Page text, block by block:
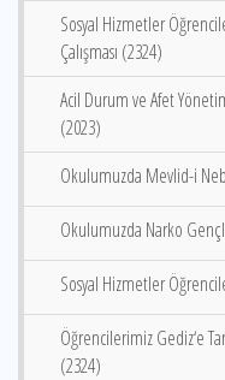
Sosyal Hizmetler
Çalışması (2324)
Acil Durum ve Afet
(2023)
Okulumuzda Mevlid-i
Okulumuzda Narko
Sosyal Hizmetler
Öğrencilerimiz Gediz‘e
(2324)